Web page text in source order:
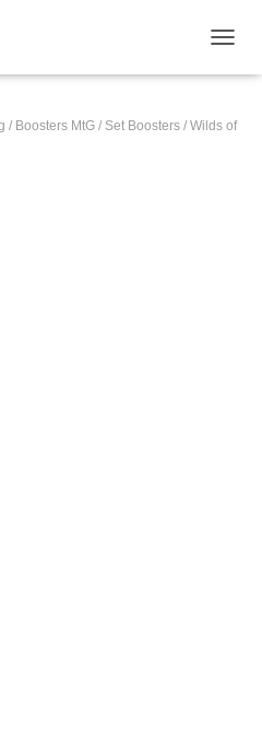
/ Boosters MtG / Set Boosters / Wilds of